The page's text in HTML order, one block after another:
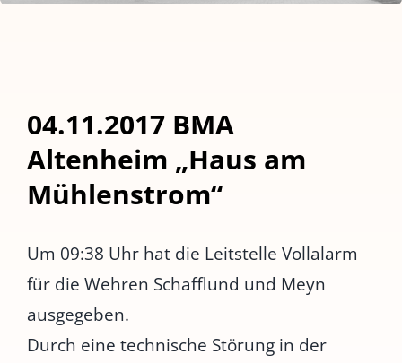
04.11.2017 BMA
Altenheim „Haus am
Mühlenstrom“
Um 09:38 Uhr hat die Leitstelle Vollalarm
für die Wehren Schafflund und Meyn
ausgegeben.
Durch eine technische Störung in der